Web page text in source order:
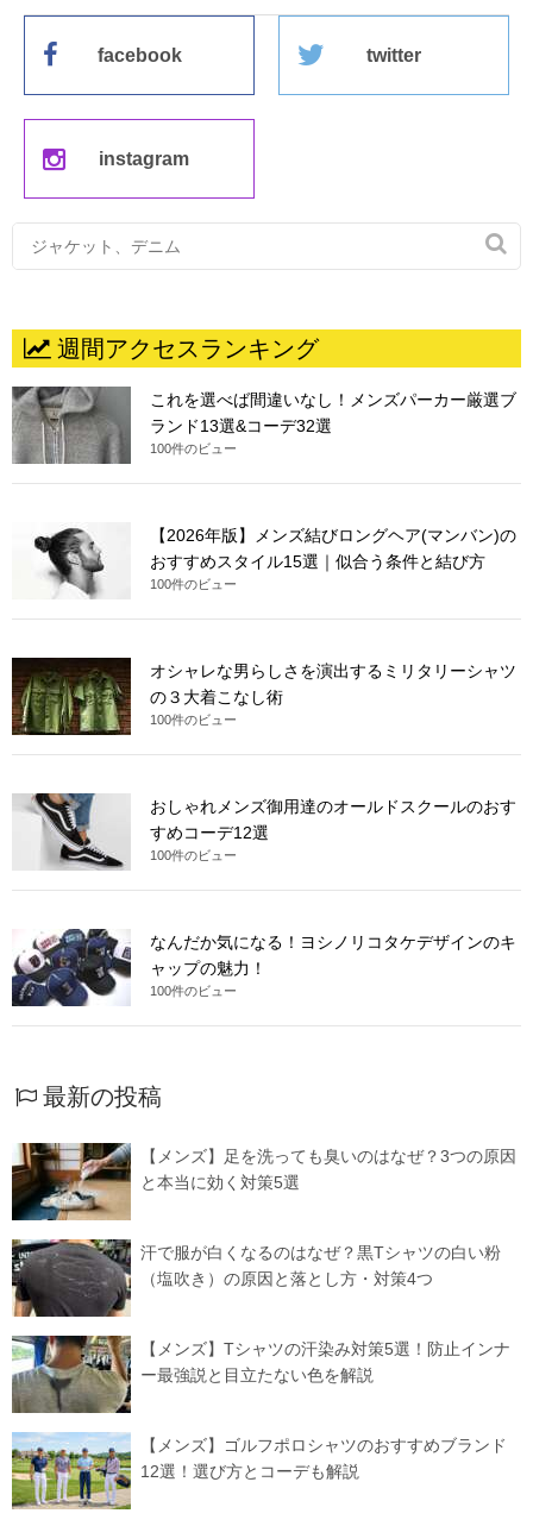
facebook twitter
instagram

週間アクセスランキング
これを選べば間違いなし！メンズパーカー厳選ブ
ランド13選&コーデ32選
100件のビュー
【2026年版】メンズ結びロングヘア(マンバン)の
おすすめスタイル15選｜似合う条件と結び方
100件のビュー
オシャレな男らしさを演出するミリタリーシャツ
の３大着こなし術
100件のビュー
おしゃれメンズ御用達のオールドスクールのおす
すめコーデ12選
100件のビュー
なんだか気になる！ヨシノリコタケデザインのキ
ャップの魅力！
100件のビュー
最新の投稿
【メンズ】足を洗っても臭いのはなぜ？3つの原因
と本当に効く対策5選
汗で服が白くなるのはなぜ？黒Tシャツの白い粉
（塩吹き）の原因と落とし方・対策4つ
【メンズ】Tシャツの汗染み対策5選！防止インナ
ー最強説と目立たない色を解説
【メンズ】ゴルフポロシャツのおすすめブランド
12選！選び方とコーデも解説